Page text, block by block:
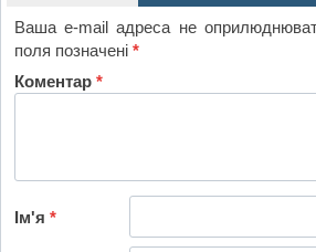
Ваша e-mail адреса не
поля позначені*
Коментар*
Ім'я*